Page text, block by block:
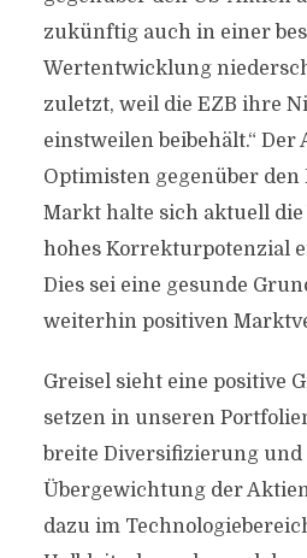
zukünftig auch in einer
Wertentwicklung
zuletzt, weil die EZB ihre
einstweilen beibehält.“ Der
Optimisten gegenüber den
Markt halte sich aktuell die
hohes Korrekturpotenzial
Dies sei eine gesunde
weiterhin positiven
Greisel sieht eine positive
setzen in unseren
breite Diversifizierung und
Übergewichtung der
dazu im